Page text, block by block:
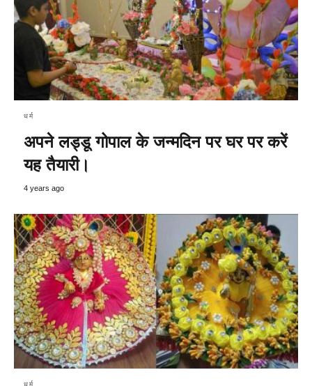
धर्म
अपने लड्डू गोपाल के जन्मदिन पर घर पर करें
यह तैयारी।
4 years ago
धर्म